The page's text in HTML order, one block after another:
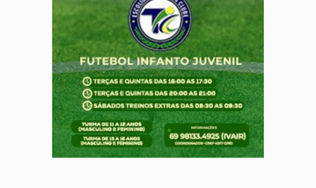
COLEGIADO:Brasil e Rússia discutem energia nuclear, defesa e
URGENTE:Colisão entre caminhão e carro deixa quatro mortos e um em
ENCONTRO:Amazônia Negra ganha projeção nacional com participação de
PREVISÃO:Porto Velho tem chances de chuvas isoladas nesta
SINDICATOS UNIDOS:Assembleia Geral delibera greve da educação
PROCESSO SELETIVO:Rondoniaovivo abre oficina de Comunicação com